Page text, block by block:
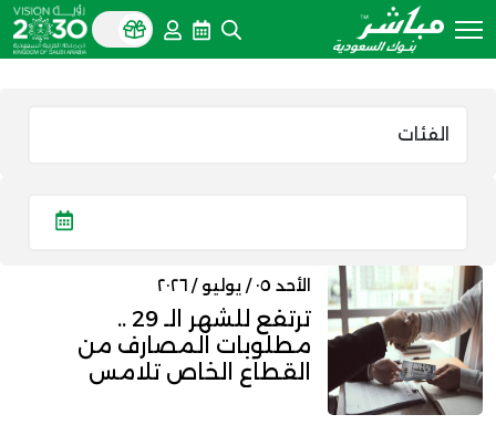
الأحد ٠٥ / يوليو / ٢٠٢٦
ترتفع للشهر الـ 29 ..
مطلوبات المصارف من
القطاع الخاص تلامس